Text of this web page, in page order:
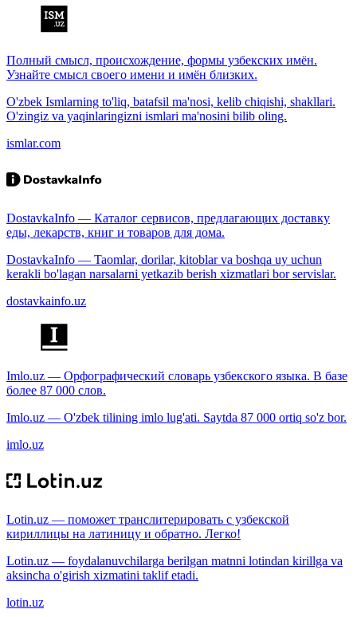
Полный смысл, происхождение, формы узбекских имён.
Узнайте смысл своего имени и имён близких.
O'zbek Ismlarning to'liq, batafsil ma'nosi, kelib chiqishi, shakllari.
O'zingiz va yaqinlaringizni ismlari ma'nosini bilib oling.
ismlar.com
DostavkaInfo — Каталог сервисов, предлагающих доставку
еды, лекарств, книг и товаров для дома.
DostavkaInfo — Taomlar, dorilar, kitoblar va boshqa uy uchun
kerakli bo'lagan narsalarni yetkazib berish xizmatlari bor servislar.
dostavkainfo.uz
Imlo.uz — Орфографический словарь узбекского языка. В базе
более 87 000 слов.
Imlo.uz — O'zbek tilining imlo lug'ati. Saytda 87 000 ortiq so'z bor.
imlo.uz
Lotin.uz — поможет транслитерировать с узбекской
кириллицы на латиницу и обратно. Легко!
Lotin.uz — foydalanuvchilarga berilgan matnni lotindan kirillga va
aksincha o'girish xizmatini taklif etadi.
lotin.uz